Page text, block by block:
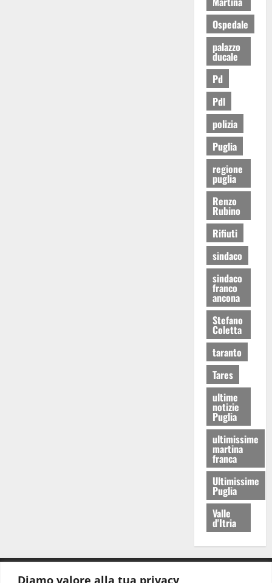
Diamo valore alla tua privacy
Ospedale
palazzo
ducale
Pd
Pdl
polizia
Puglia
regione
puglia
Renzo
Rubino
Rifiuti
sindaco
sindaco
franco
ancona
Stefano
Coletta
taranto
Tares
ultime
notizie
Puglia
ultimissime
martina
franca
Ultimissime
Puglia
Valle
d'Itria